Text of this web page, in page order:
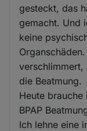
gesteckt, das
gemacht. Und
keine
verschlimmert,
die Beatmung.
Heute
BPAP
Ich lehne eine